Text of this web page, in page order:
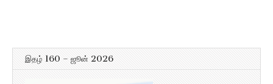
இதழ் 160 – ஜூன் 2026